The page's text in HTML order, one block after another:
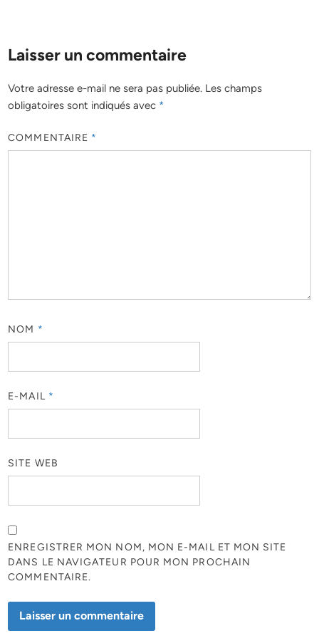
Laisser un commentaire
Votre adresse e-mail ne sera pas publiée. Les champs
obligatoires sont indiqués avec *
COMMENTAIRE *
NOM *
E-MAIL *
SITE WEB
ENREGISTRER MON NOM, MON E-MAIL ET MON SITE
DANS LE NAVIGATEUR POUR MON PROCHAIN
COMMENTAIRE.